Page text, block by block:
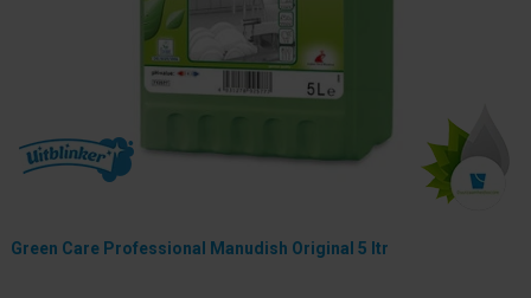
Green Care Professional Manudish Original 5 ltr